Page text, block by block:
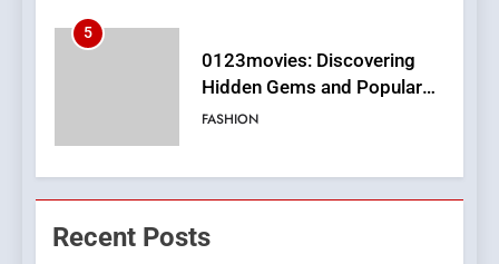
Finding the Best Movie
Streaming Website: A
The Changing World of
Recent Posts